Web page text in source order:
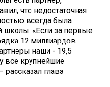
что недостаточная
всегда была
школы. «Если за первые
12 миллиардов
наши - 19,5
все крупнейшие
рассказал глава